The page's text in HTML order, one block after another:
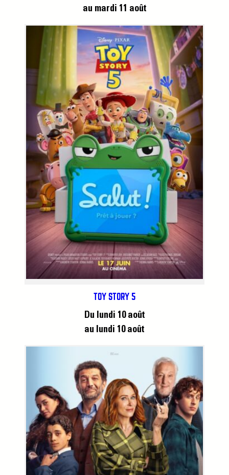
au mardi 11 août
TOY STORY 5
Du lundi 10 août
au lundi 10 août